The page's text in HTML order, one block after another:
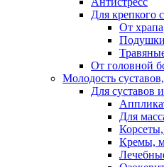
Для крепкого
От храпа
Подушки
От головной
Молодость
Для суставов
Для
Корсеты,
Кремы,